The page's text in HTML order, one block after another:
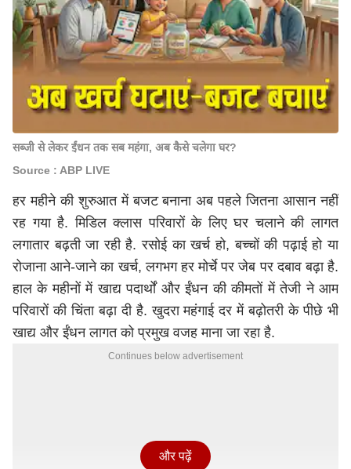
सब्जी से लेकर ईंधन तक सब महंगा, अब कैसे चलेगा घर?
Source : ABP LIVE
हर महीने की शुरुआत में बजट बनाना अब पहले जितना आसान नहीं
रह गया है. मिडिल क्लास परिवारों के लिए घर चलाने की लागत
लगातार बढ़ती जा रही है. रसोई का खर्च हो, बच्चों की पढ़ाई हो या
रोजाना आने-जाने का खर्च, लगभग हर मोर्चे पर जेब पर दबाव बढ़ा है.
हाल के महीनों में खाद्य पदार्थों और ईंधन की कीमतों में तेजी ने आम
परिवारों की चिंता बढ़ा दी है. खुदरा महंगाई दर में बढ़ोतरी के पीछे भी
खाद्य और ईंधन लागत को प्रमुख वजह माना जा रहा है.
Continues below advertisement
और पढ़ें